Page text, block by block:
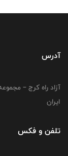
آدرس
آزاد راه کرج –
ایران
تلفن و فکس